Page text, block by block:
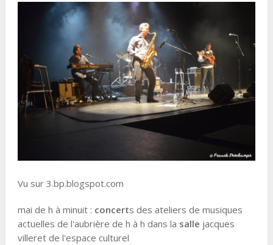
Vu sur 3.bp.blogspot.com
mai de h à minuit : concerts des ateliers de musiques
actuelles de l'aubrière de h à h dans la salle jacques
villeret de l'espace culturel